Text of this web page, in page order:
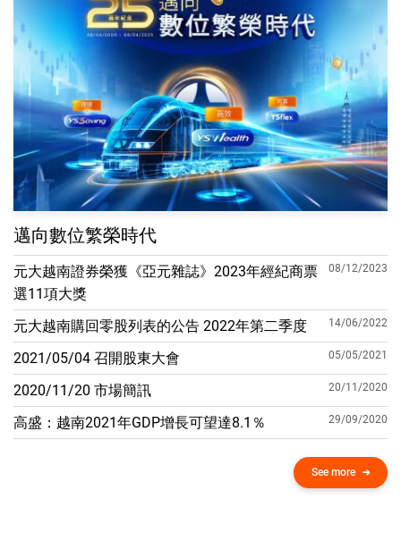
邁向數位繁榮時代
元大越南證券榮獲《亞元雜誌》2023年經紀商票
選11項大獎
08/12/2023
元大越南購回零股列表的公告 2022年第二季度 14/06/2022
2021/05/04 召開股東大會 05/05/2021
2020/11/20 市場簡訊 20/11/2020
高盛：越南2021年GDP增​​長可望達8.1％ 29/09/2020
See more